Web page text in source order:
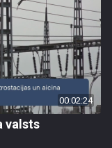
00:02:24
valsts